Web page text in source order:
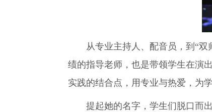
从专业主持人、配音员，到“双
绩的指导老师，也是带领学生在演
实践的结合点，用专业与热爱，为
提起她的名字，学生们脱口而出